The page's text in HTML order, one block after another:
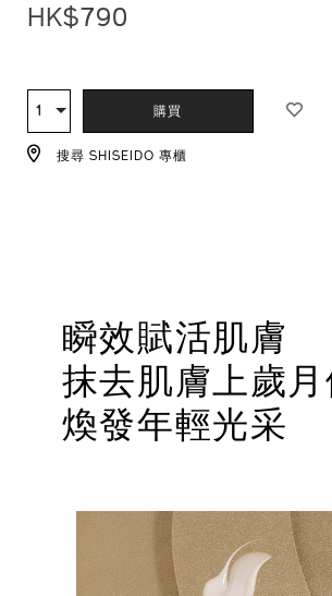
HK$790
TO
CART
OPTIONS
ACTIONS
數
量
1 購買
搜尋 SHISEIDO 專櫃
瞬效賦活肌膚
抹去肌膚上歲月
煥發年輕光采